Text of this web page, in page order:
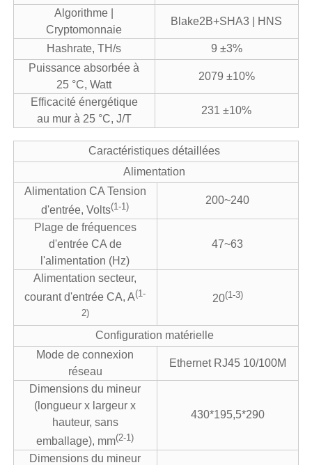
Algorithme |
Cryptomonnaie
Blake2B+SHA3 | HNS
Hashrate, TH/s
9 ±3%
Puissance absorbée à
25 °C, Watt
2079 ±10%
Efficacité énergétique
au mur à 25 °C, J/T
231 ±10%
Caractéristiques détaillées
Alimentation
Alimentation CA Tension
d'entrée, Volts(1-1)
200~240
Plage de fréquences
d'entrée CA de
l'alimentation (Hz)
47~63
Alimentation secteur,
courant d'entrée CA, A(1-
2)
20(1-3)
Configuration matérielle
Mode de connexion
réseau
Ethernet RJ45 10/100M
Dimensions du mineur
(longueur x largeur x
hauteur, sans
emballage), mm(2-1)
430*195,5*290
Dimensions du mineur